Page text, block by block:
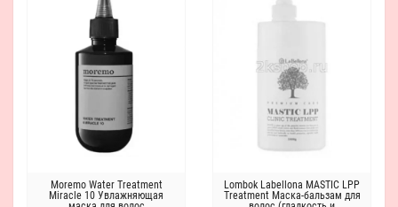
Moremo Water Treatment
Miracle 10 Увлажняющая
Lombok Labellona MASTIC LPP
Treatment Маска-бальзам для